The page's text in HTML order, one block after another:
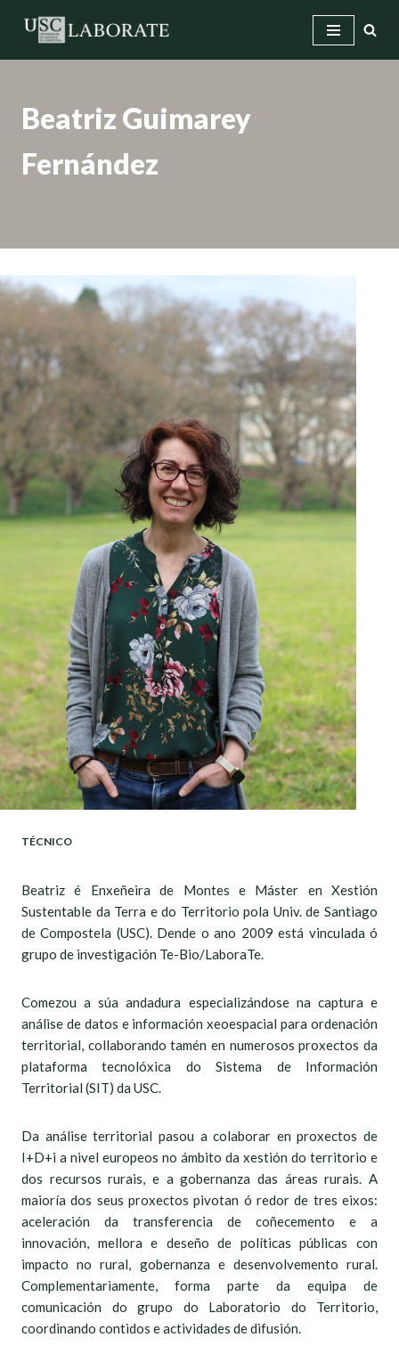
Saltar
Beatriz Guimarey
Fernández
TÉCNICO
Beatriz é Enxeñeira de Montes e Máster en Xestión
Sustentable da Terra e do Territorio pola Univ. de Santiago
de Compostela (USC). Dende o ano 2009 está vinculada ó
grupo de investigación Te-Bio/LaboraTe.
Comezou a súa andadura especializándose na captura e
análise de datos e información xeoespacial para ordenación
territorial, collaborando tamén en numerosos proxectos da
plataforma tecnolóxica do Sistema de Información
Territorial (SIT) da USC.
Da análise territorial pasou a colaborar en proxectos de
I+D+i a nivel europeos no ámbito da xestión do territorio e
dos recursos rurais, e a gobernanza das áreas rurais. A
maioría dos seus proxectos pivotan ó redor de tres eixos:
aceleración da transferencia de coñecemento e a
innovación, mellora e deseño de políticas públicas con
impacto no rural, gobernanza e desenvolvemento rural.
Complementariamente, forma parte da equipa de
comunicación do grupo do Laboratorio do Territorio,
coordinando contidos e actividades de difusión.